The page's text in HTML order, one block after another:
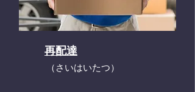
再配達
​（さいはいたつ）